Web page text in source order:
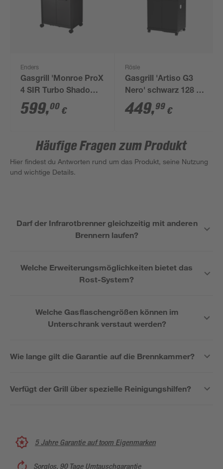
Enders
Gasgrill 'Monroe ProX
4 SIR Turbo Shadow'
schwarz 153,5 x 58 x
118,5 cm
599,00 €
Rösle
Gasgrill 'Artiso G3
Nero' schwarz 128 x
114,5 x 53 cm
449,99 €
Häufige Fragen zum Produkt
Hier findest du Antworten rund um das Produkt, seine Nutzung
und wichtige Details.
Darf der Infrarotbrenner gleichzeitig mit anderen
Brennern laufen?
Welche Erweiterungsmöglichkeiten bietet das
Rost-System?
Welche Gasflaschengrößen können im
Unterschrank verstaut werden?
Wie lange gilt die Garantie auf die Brennkammer?
Verfügt der Grill über spezielle Reinigungshilfen?
5 Jahre Garantie auf toom Eigenmarken
Sorglos, 90 Tage Umtauschgarantie